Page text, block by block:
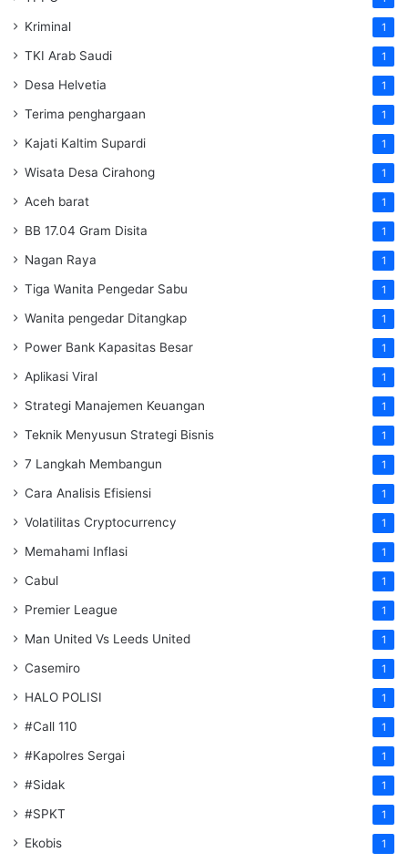
Kriminal 1
TKI Arab Saudi 1
Desa Helvetia 1
Terima penghargaan 1
Kajati Kaltim Supardi 1
Wisata Desa Cirahong 1
Aceh barat 1
BB 17.04 Gram Disita 1
Nagan Raya 1
Tiga Wanita Pengedar Sabu 1
Wanita pengedar Ditangkap 1
Power Bank Kapasitas Besar 1
Aplikasi Viral 1
Strategi Manajemen Keuangan 1
Teknik Menyusun Strategi Bisnis 1
7 Langkah Membangun 1
Cara Analisis Efisiensi 1
Volatilitas Cryptocurrency 1
Memahami Inflasi 1
Cabul 1
Premier League 1
Man United Vs Leeds United 1
Casemiro 1
HALO POLISI 1
#Call 110 1
#Kapolres Sergai 1
#Sidak 1
#SPKT 1
Ekobis 1